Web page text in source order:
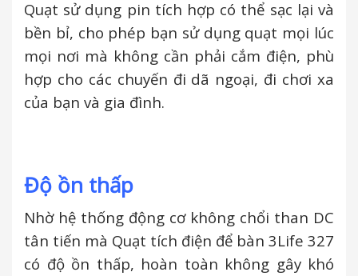
Quạt sử dụng pin tích hợp có thể sạc lại và
bền bỉ, cho phép bạn sử dụng quạt mọi lúc
mọi nơi mà không cần phải cắm điện, phù
hợp cho các chuyến đi dã ngoại, đi chơi xa
của bạn và gia đình.
Độ ồn thấp
Nhờ hệ thống động cơ không chổi than DC
tân tiến mà Quạt tích điện để bàn 3Life 327
có độ ồn thấp, hoàn toàn không gây khó